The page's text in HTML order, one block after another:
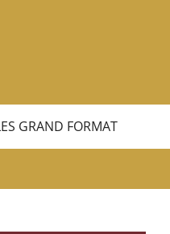
GRAND FORMAT